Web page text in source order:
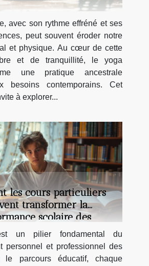
avec son rythme effréné et ses
peut souvent éroder notre
et physique. Au cœur de cette
et de tranquillité, le yoga
une pratique ancestrale
besoins contemporains. Cet
à explorer...
les cours particuliers
transformer la
scolaire des
adolescents
un pilier fondamental du
personnel et professionnel des
le parcours éducatif, chaque